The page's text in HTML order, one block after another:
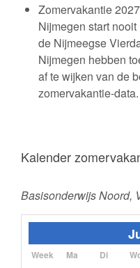
Zomervakantie
Nijmegen start
de Nijmeegse
Nijmegen hebben
af te wijken van de
zomervakantie-data.
Kalender
Basisonderwijs Noord,
Week Ma Di